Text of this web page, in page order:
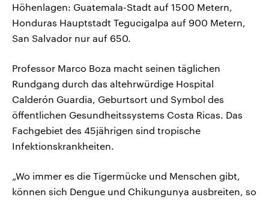
Höhenlagen: Guatemala-Stadt auf 1500 Metern,
Honduras Hauptstadt Tegucigalpa auf 900 Metern,
San Salvador nur auf 650.
Professor Marco Boza macht seinen täglichen
Rundgang durch das altehrwürdige Hospital
Calderón Guardia, Geburtsort und Symbol des
öffentlichen Gesundheitssystems Costa Ricas. Das
Fachgebiet des 45jährigen sind tropische
Infektionskrankheiten.
„Wo immer es die Tigermücke und Menschen gibt,
können sich Dengue und Chikungunya ausbreiten, so